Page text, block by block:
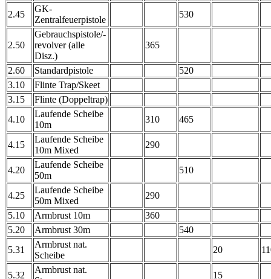
2.45
GK-
Zentralfeuerpistole
530
2.50
Gebrauchspistole/-
revolver (alle
Disz.)
365
2.60 Standardpistole
520
3.10
Flinte Trap/Skeet
3.15
Flinte (Doppeltrap)
4.10
Laufende Scheibe
10m
310 465
4.15
Laufende Scheibe
10m Mixed
290
4.20
Laufende Scheibe
50m
510
4.25
Laufende Scheibe
50m Mixed
290
5.10
Armbrust 10m
360
5.20
Armbrust 30m
540
5.31
Armbrust nat.
Scheibe
20
5.32
Armbrust nat.
15